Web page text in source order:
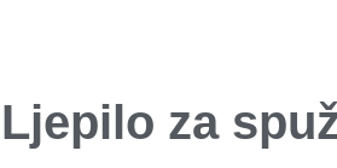
Ljepilo za